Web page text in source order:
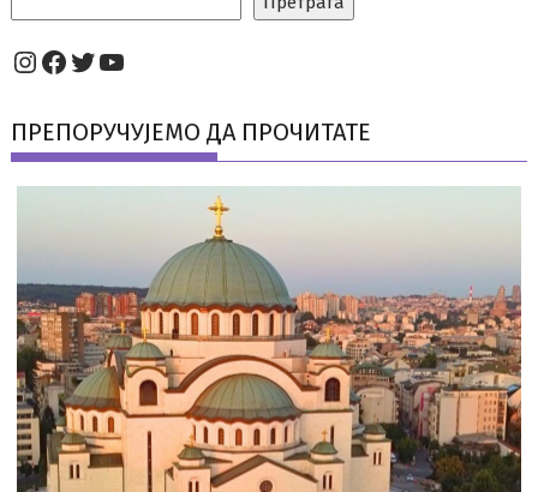
Instagram
Facebook
Twitter
YouTube
ПРЕПОРУЧУЈЕМО ДА ПРОЧИТАТЕ